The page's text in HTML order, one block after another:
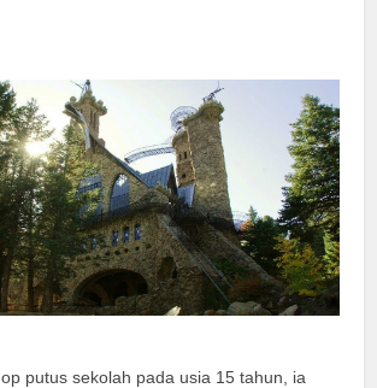
putus sekolah pada usia 15 tahun, ia